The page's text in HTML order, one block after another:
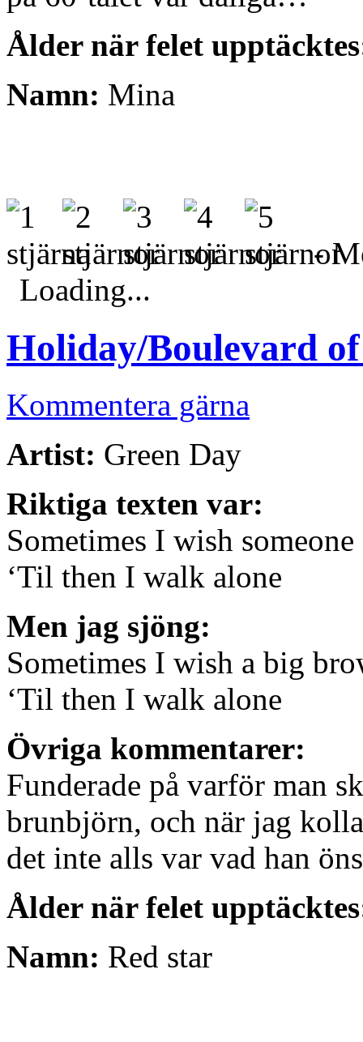
Ålder när felet
Namn: Mina
-
Loading...
Holiday/Boulevard
Kommentera gärna
Artist: Green Day
Riktiga texten var:
Sometimes I wish
‘Til then I walk alone
Men jag sjöng:
Sometimes I wish a big
‘Til then I walk alone
Övriga kommentarer:
Funderade på varför man
brunbjörn, och när jag
det inte alls var vad han
Ålder när felet
Namn: Red star